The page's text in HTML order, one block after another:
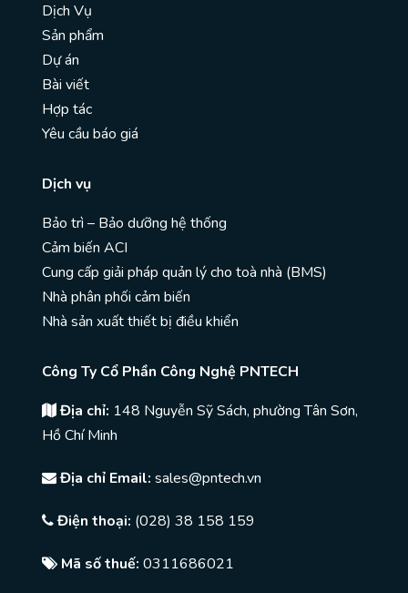
Dịch Vụ
Sản phẩm
Dự án
Bài viết
Hợp tác
Yêu cầu báo giá
Dịch vụ
Bảo trì – Bảo dưỡng hệ thống
Cảm biến ACI
Cung cấp giải pháp quản lý cho toà nhà (BMS)
Nhà phân phối cảm biến
Nhà sản xuất thiết bị điều khiển
Công Ty Cổ Phần Công Nghệ PNTECH
Địa chỉ: 148 Nguyễn Sỹ Sách, phường Tân Sơn,
Hồ Chí Minh
Địa chỉ Email: sales@pntech.vn
Điện thoại: (028) 38 158 159
Mã số thuế: 0311686021